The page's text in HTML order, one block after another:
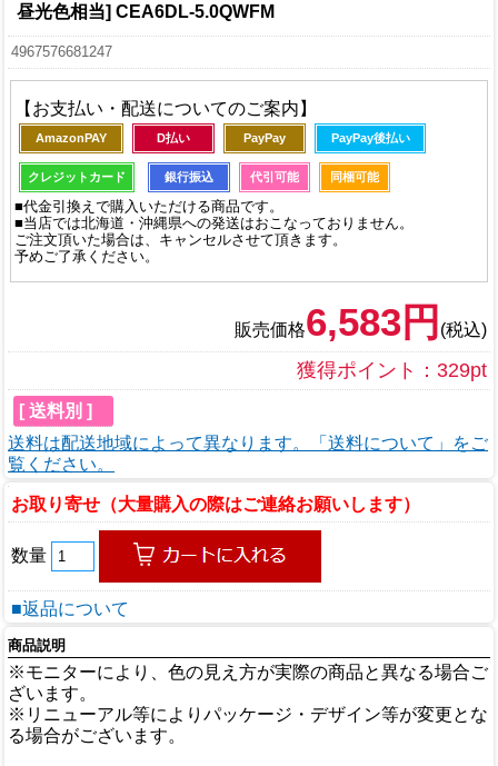
昼光色相当] CEA6DL-5.0QWFM
4967576681247
【お支払い・配送についてのご案内】
AmazonPAY D払い PayPay PayPay後払い
クレジットカード 銀行振込 代引可能 同梱可能
■代金引換えで購入いただける商品です。
■当店では北海道・沖縄県への発送はおこなっておりません。
ご注文頂いた場合は、キャンセルさせて頂きます。
予めご了承ください。
販売価格6,583円 (税込)
獲得ポイント：329pt
[ 送料別 ]
送料は配送地域によって異なります。「送料について」をご
覧ください。
お取り寄せ（大量購入の際はご連絡お願いします）
数量
■返品について
商品説明
※モニターにより、色の見え方が実際の商品と異なる場合ご
ざいます。
※リニューアル等によりパッケージ・デザイン等が変更とな
る場合がございます。